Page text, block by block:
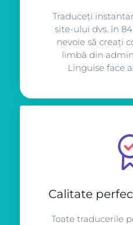
Traduceți
site-ului dvs. în
nevoie să creați
limbă din
Linguise face
Calitate
Toate traducerile